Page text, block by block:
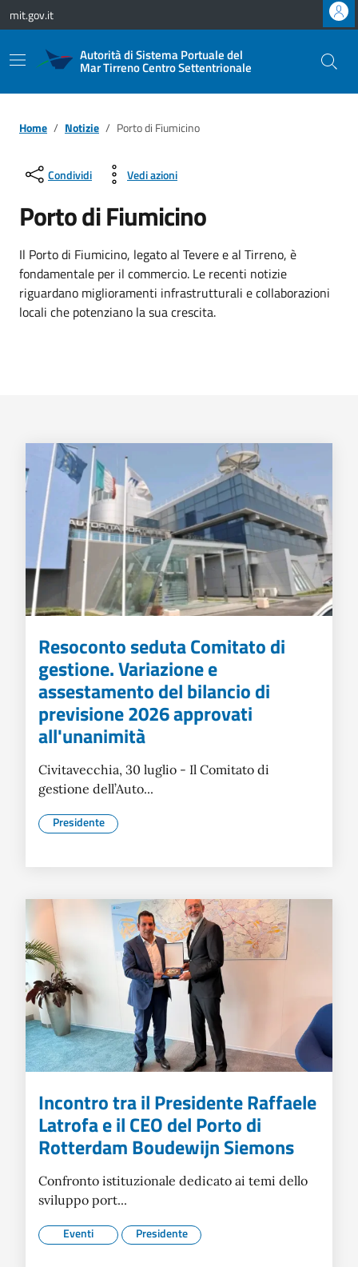
Vai ai contenuti
Vai al footer
mit.gov.it
Autorità di Sistema Portuale del
Mar Tirreno Centro Settentrionale
Home Notizie Porto di Fiumicino
Condividi Vedi azioni
Porto di Fiumicino
Il Porto di Fiumicino, legato al Tevere e al Tirreno, è
fondamentale per il commercio. Le recenti notizie
riguardano miglioramenti infrastrutturali e collaborazioni
locali che potenziano la sua crescita.
Resoconto seduta Comitato di
gestione. Variazione e
assestamento del bilancio di
previsione 2026 approvati
all'unanimità
Civitavecchia, 30 luglio - Il Comitato di
gestione dell’Auto...
Presidente
Incontro tra il Presidente Raffaele
Latrofa e il CEO del Porto di
Rotterdam Boudewijn Siemons
Confronto istituzionale dedicato ai temi dello
sviluppo port...
Eventi Presidente